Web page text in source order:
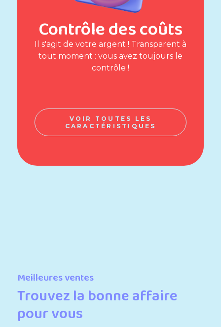
Contrôle des coûts
Il s'agit de votre argent ! Transparent à
tout moment : vous avez toujours le
contrôle !
VOIR TOUTES LES
CARACTÉRISTIQUES
Meilleures ventes
Trouvez la bonne affaire
pour vous